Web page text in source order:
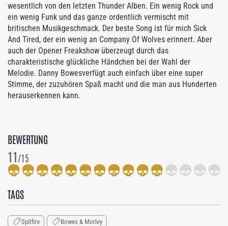
wesentlich von den letzten Thunder Alben. Ein wenig Rock und
ein wenig Funk und das ganze ordentlich vermischt mit
britischen Musikgeschmack. Der beste Song ist für mich Sick
And Tired, der ein wenig an Company Of Wolves erinnert. Aber
auch der Opener Freakshow überzeugt durch das
charakteristische glückliche Händchen bei der Wahl der
Melodie. Danny Bowesverfügt auch einfach über eine super
Stimme, der zuzuhören Spaß macht und die man aus Hunderten
herauserkennen kann.
BEWERTUNG
11/15
TAGS
Spitfire Bowes & Morley